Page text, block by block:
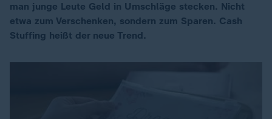
man junge Leute Geld in Umschläge stecken. Nicht
etwa zum Verschenken, sondern zum Sparen. Cash
Stuffing heißt der neue Trend.